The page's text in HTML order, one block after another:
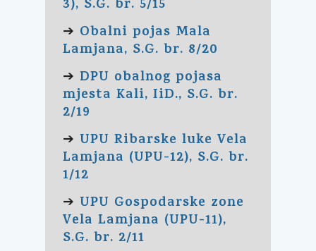
3), S.G. br. 5/15
➔ Obalni pojas Mala
Lamjana, S.G. br. 8/20
➔ DPU obalnog pojasa
mjesta Kali, IiD., S.G. br.
2/19
➔ UPU Ribarske luke Vela
Lamjana (UPU-12), S.G. br.
1/12
➔ UPU Gospodarske zone
Vela Lamjana (UPU-11),
S.G. br. 2/11